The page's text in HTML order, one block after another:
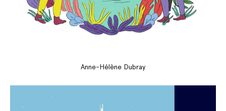
Anne-Hélène Dubray